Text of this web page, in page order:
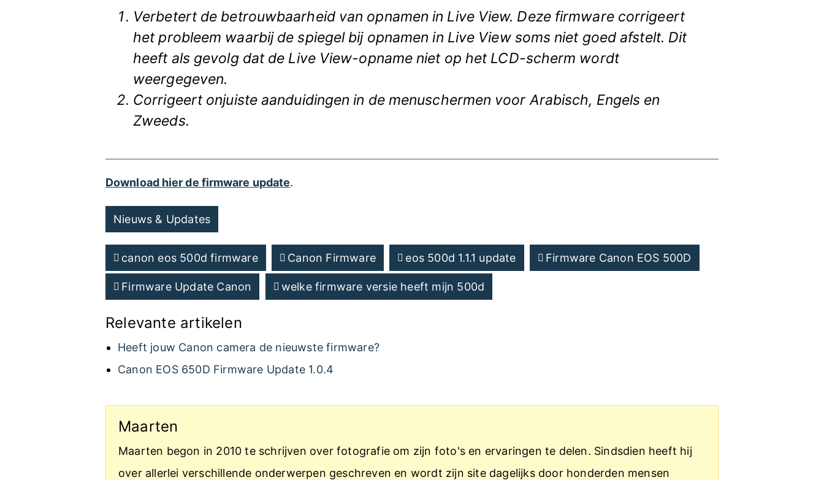
Verbetert de betrouwbaarheid van opnamen in Live View. Deze firmware corrigeert
het probleem waarbij de spiegel bij opnamen in Live View soms niet goed afstelt. Dit
heeft als gevolg dat de Live View-opname niet op het LCD-scherm wordt
weergegeven.
Corrigeert onjuiste aanduidingen in de menuschermen voor Arabisch, Engels en
Zweeds.
Download hier de firmware update.
Nieuws & Updates
canon eos 500d firmware Canon Firmware eos 500d 1.1.1 update Firmware Canon EOS 500D
Firmware Update Canon welke firmware versie heeft mijn 500d
Relevante artikelen
Heeft jouw Canon camera de nieuwste firmware?
Canon EOS 650D Firmware Update 1.0.4
Maarten
Maarten begon in 2010 te schrijven over fotografie om zijn foto's en ervaringen te delen. Sindsdien heeft hij
over allerlei verschillende onderwerpen geschreven en wordt zijn site dagelijks door honderden mensen